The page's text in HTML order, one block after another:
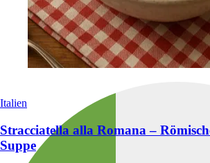
Italien
Stracciatella alla Romana –
Suppe